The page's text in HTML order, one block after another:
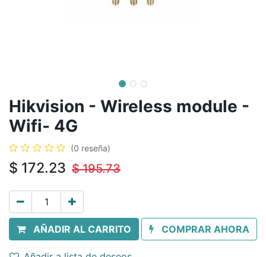
Hikvision - Wireless module -
Wifi- 4G
(0 reseña)
$ 172.23 $195.73
AÑADIR AL CARRITO COMPRAR AHORA